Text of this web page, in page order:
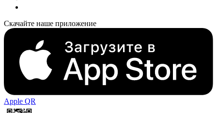
Скачайте наше приложение
Apple QR